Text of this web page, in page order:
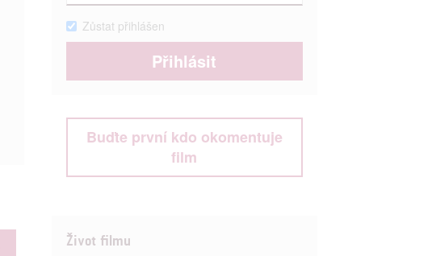
Zůstat přihlášen
Buďte první kdo okomentuje
film
Život filmu